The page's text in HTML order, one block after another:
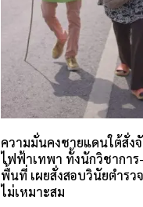
ความมั่นคงชายแดนใต้สั่ง
ไฟฟ้าเทพา ทั้งนักวิชากา
พื้นที่ เผยสั่งสอบวินัยตำร
ไม่เหมาะสม